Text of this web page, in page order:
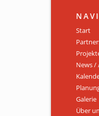
Start
News /
Galerie
Über